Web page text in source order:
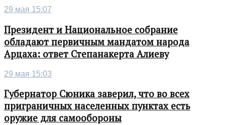
29 мая 15:07
Президент и Национальное собрание
обладают первичным мандатом народа
Арцаха: ответ Степанакерта Алиеву
29 мая 15:03
Губернатор Сюника заверил, что во всех
приграничных населенных пунктах есть
оружие для самообороны